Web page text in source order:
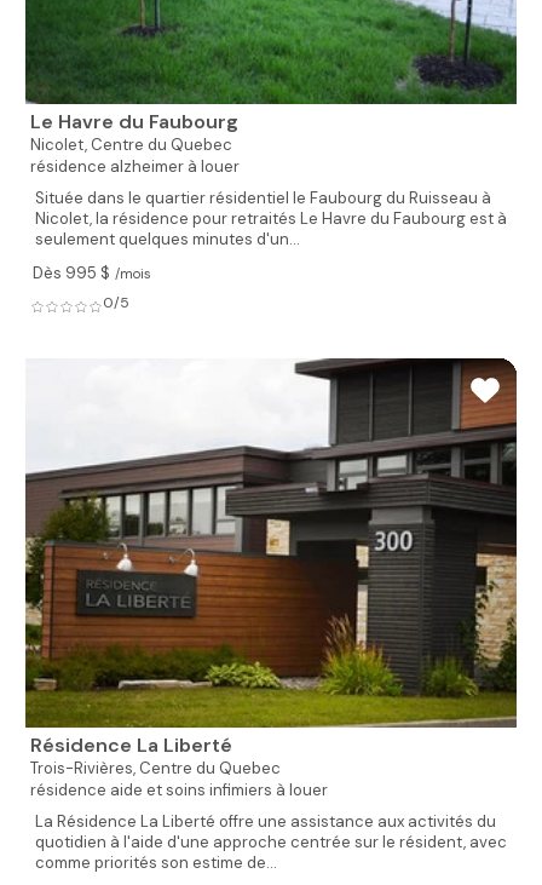
Le Havre du Faubourg
Nicolet, Centre du Quebec
résidence alzheimer à louer
Située dans le quartier résidentiel le Faubourg du Ruisseau à
Nicolet, la résidence pour retraités Le Havre du Faubourg est à
seulement quelques minutes d'un...
Dès 995 $ /mois
0/5
Résidence La Liberté
Trois-Rivières, Centre du Quebec
résidence aide et soins infimiers à louer
La Résidence La Liberté offre une assistance aux activités du
quotidien à l'aide d'une approche centrée sur le résident, avec
comme priorités son estime de...